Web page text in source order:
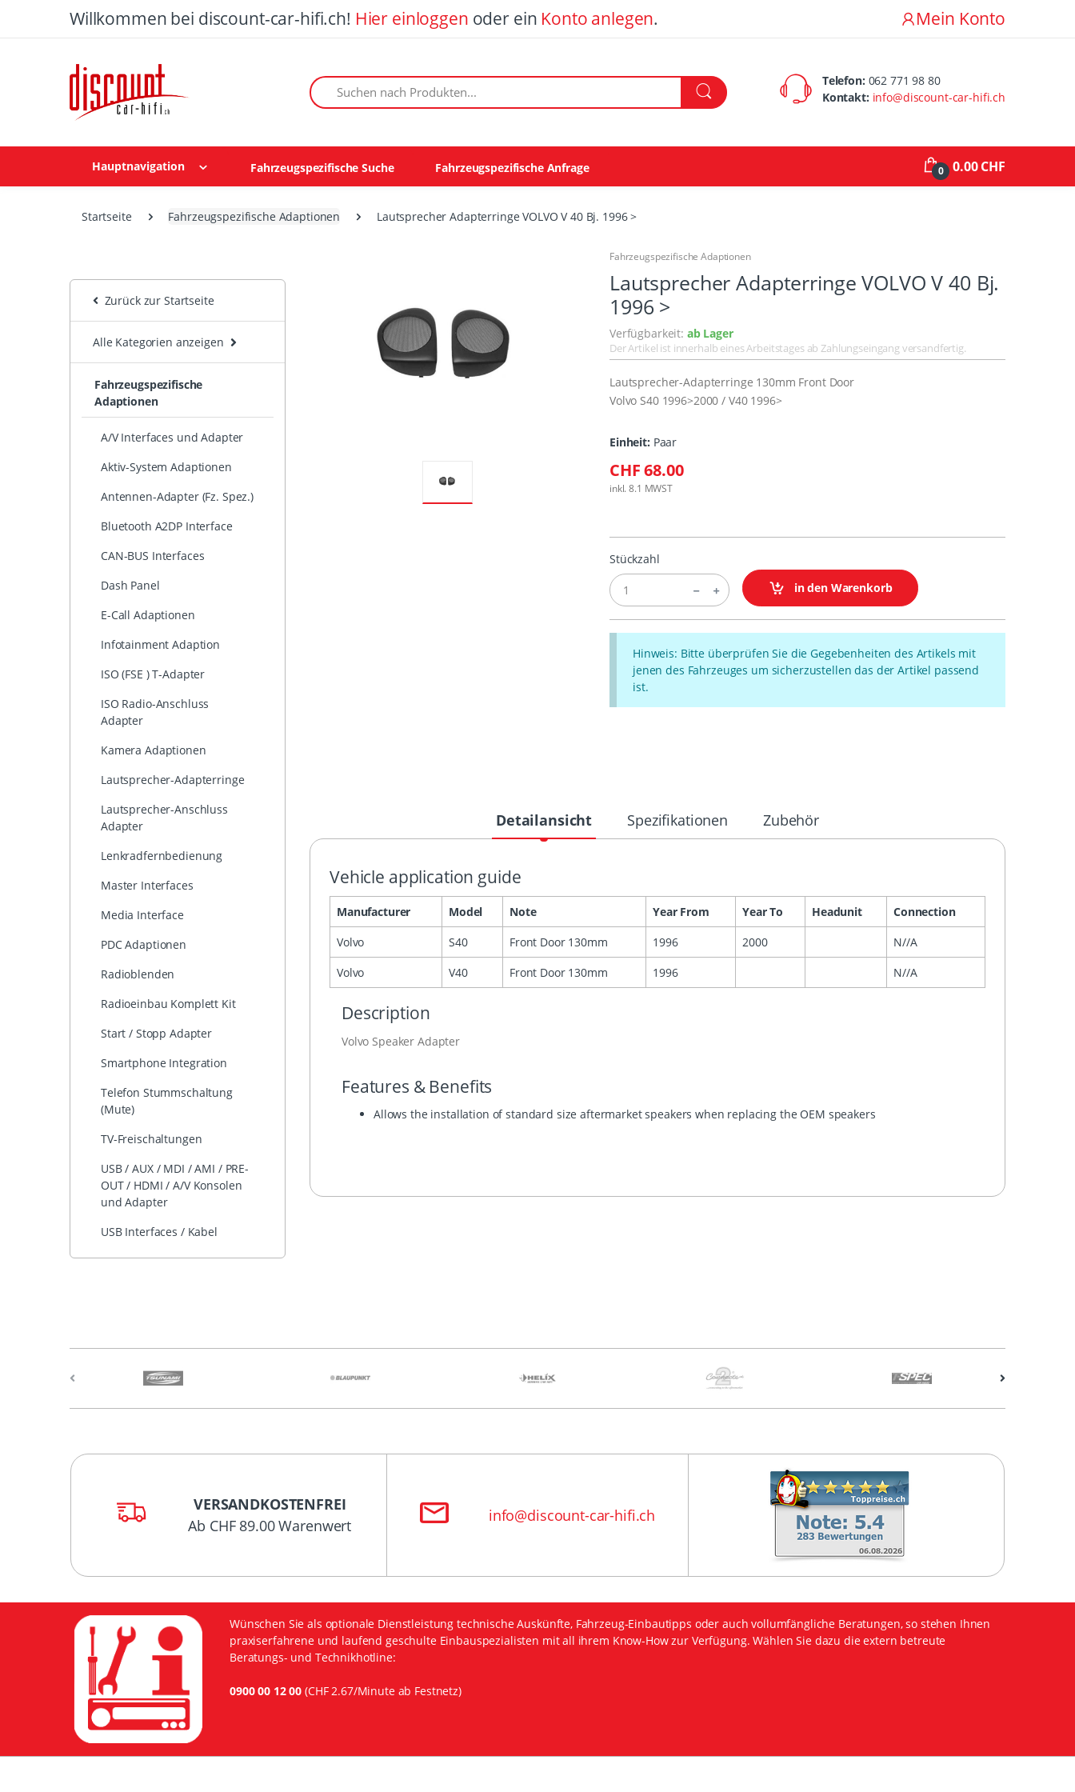
Willkommen bei discount-car-hifi.ch! Hier einloggen oder ein Konto anlegen. Mein Konto
Suchen nach Produkten: Telefon: 062 771 98 80
Kontakt: info@discount-car-hifi.ch
Hauptnavigation Fahrzeugspezifische Suche Fahrzeugspezifische Anfrage 0 0.00 CHF
Startseite Fahrzeugspezifische Adaptionen Lautsprecher Adapterringe VOLVO V 40 Bj. 1996 >
Zurück zur Startseite
Alle Kategorien anzeigen
Fahrzeugspezifische
Adaptionen
A/V Interfaces und Adapter
Aktiv-System Adaptionen
Antennen-Adapter (Fz. Spez.)
Bluetooth A2DP Interface
CAN-BUS Interfaces
Dash Panel
E-Call Adaptionen
Infotainment Adaption
ISO (FSE ) T-Adapter
ISO Radio-Anschluss
Adapter
Kamera Adaptionen
Lautsprecher-Adapterringe
Lautsprecher-Anschluss
Adapter
Lenkradfernbedienung
Master Interfaces
Media Interface
PDC Adaptionen
Radioblenden
Radioeinbau Komplett Kit
Start / Stopp Adapter
Smartphone Integration
Telefon Stummschaltung
(Mute)
TV-Freischaltungen
USB / AUX / MDI / AMI / PRE-
OUT / HDMI / A/V Konsolen
und Adapter
USB Interfaces / Kabel
Fahrzeugspezifische Adaptionen
Lautsprecher Adapterringe VOLVO V 40 Bj.
1996 >
Verfügbarkeit: ab Lager
Der Artikel ist innerhalb eines Arbeitstages ab Zahlungseingang versandfertig.
Lautsprecher-Adapterringe 130mm Front Door
Volvo S40 1996>2000 / V40 1996>
Einheit: Paar
CHF 68.00
inkl. 8.1 MWST
Stückzahl
in den Warenkorb
Hinweis: Bitte überprüfen Sie die Gegebenheiten des Artikels mit
jenen des Fahrzeuges um sicherzustellen das der Artikel passend
ist.
Detailansicht Spezifikationen Zubehör
Vehicle application guide
Manufacturer Model Note Year From Year To Headunit
Connection
Volvo
S40 Front Door 130mm 1996 2000
N//A
Volvo
V40 Front Door 130mm 1996 N//A
Description
Volvo Speaker Adapter
Features & Benefits
Allows the installation of standard size aftermarket speakers when replacing the OEM speakers
VERSANDKOSTENFREI
Ab CHF 89.00 Warenwert
info@discount-car-hifi.ch
Wünschen Sie als optionale Dienstleistung technische Auskünfte, Fahrzeug-Einbautipps oder auch vollumfängliche Beratungen, so stehen Ihnen
praxiserfahrene und laufend geschulte Einbauspezialisten mit all ihrem Know-How zur Verfügung. Wählen Sie dazu die extern betreute
Beratungs- und Technikhotline:
0900 00 12 00 (CHF 2.67/Minute ab Festnetz)